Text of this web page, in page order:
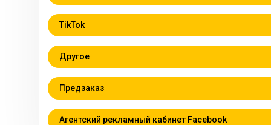
TikTok
Другое
Предзаказ
Агентский рекламный кабинет Facebook